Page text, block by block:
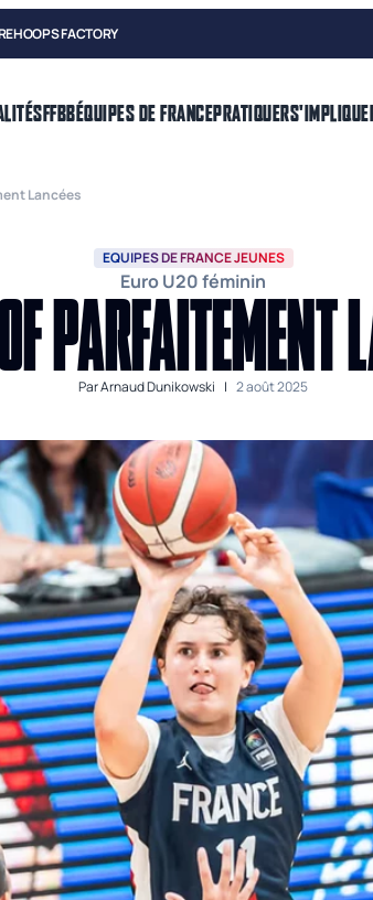
HOOPS FACTORY
FFBBÉQUIPES DE FRANCEPRATIQUER
Lancées
EQUIPES DE FRANCE JEUNES
Euro U20 féminin
PARFAITEMENT
ParArnaud Dunikowski | 2 août 2025